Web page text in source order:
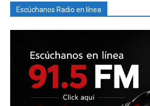
Escúchanos Radio en línea